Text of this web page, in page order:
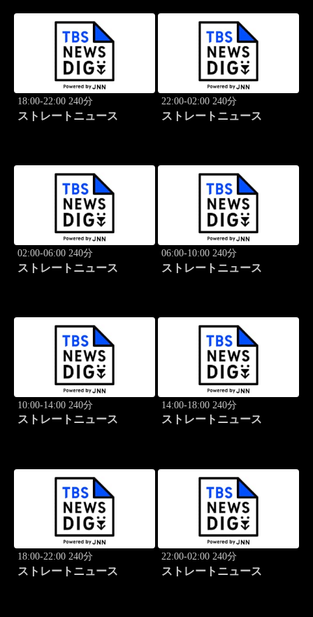
18:00-22:00 240分
ストレートニュース
22:00-02:00 240分
ストレートニュース
02:00-06:00 240分
ストレートニュース
06:00-10:00 240分
ストレートニュース
10:00-14:00 240分
ストレートニュース
14:00-18:00 240分
ストレートニュース
18:00-22:00 240分
ストレートニュース
22:00-02:00 240分
ストレートニュース